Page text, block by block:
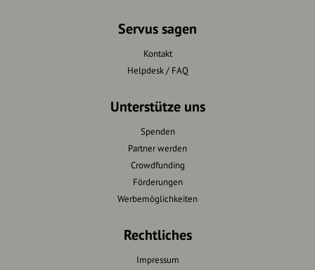
Servus sagen
Kontakt
Helpdesk / FAQ
Unterstütze uns
Spenden
Partner werden
Crowdfunding
Förderungen
Werbemöglichkeiten
Rechtliches
Impressum